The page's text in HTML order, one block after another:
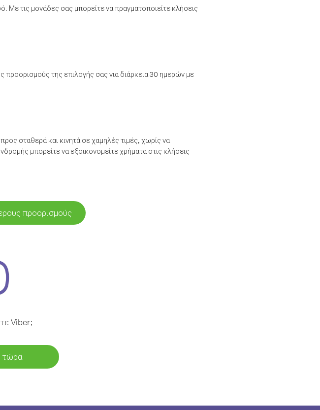
τις μονάδες σας μπορείτε να πραγματοποιείτε κλήσεις
προορισμούς της επιλογής σας για διάρκεια 30 ημερών με
σταθερά και κινητά σε χαμηλές τιμές, χωρίς να
μπορείτε να εξοικονομείτε χρήματα στις κλήσεις
προορισμούς
Viber;
τώρα